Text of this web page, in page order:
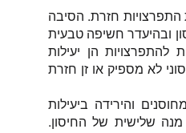
חזרת. הסיבה
ובהיעדר חשיפה טבעית
להתפרצויות הן יעילות
לא מספיק או זן חזרת
והירידה ביעילות
מנה שלישית של החיסון.